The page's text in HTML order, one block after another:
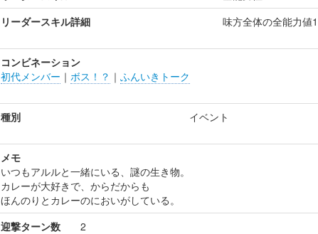
リーダースキル詳細
味方全体の全能力値
コンビネーション
初代メンバー ｜ ボス！？ ｜ ふんいきトーク
種別 イベント
メモ
いつもアルルと一緒にいる、謎の生き物。
カレーが大好きで、からだからも
ほんのりとカレーのにおいがしている。
迎撃ターン数 2